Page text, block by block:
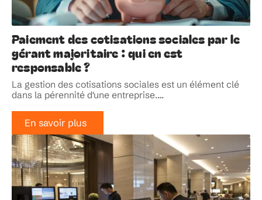
Paiement des cotisations sociales par le
gérant majoritaire : qui en est
responsable ?
La gestion des cotisations sociales est un élément clé
dans la pérennité d'une entreprise.…
En savoir plus